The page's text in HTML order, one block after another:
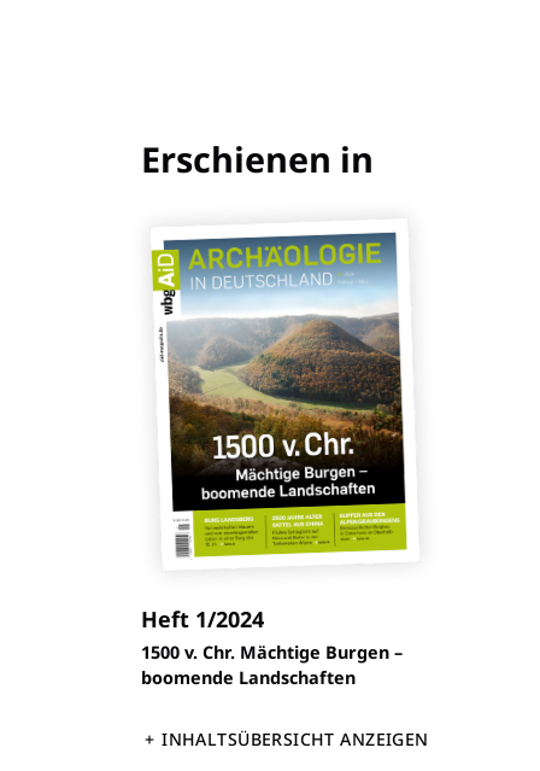
Erschienen in
Heft 1/2024
:
1500 v. Chr. Mächtige Burgen –
boomende Landschaften
INHALTSÜBERSICHT ANZEIGEN